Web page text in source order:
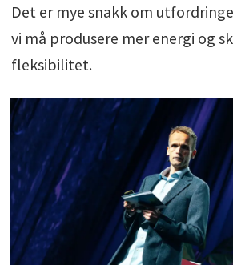
Det er mye snakk om
vi må produsere mer energi og
fleksibilitet.